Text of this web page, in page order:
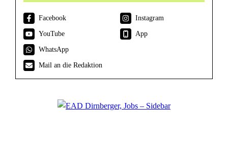
Facebook
Instagram
YouTube
App
WhatsApp
Mail an die Redaktion